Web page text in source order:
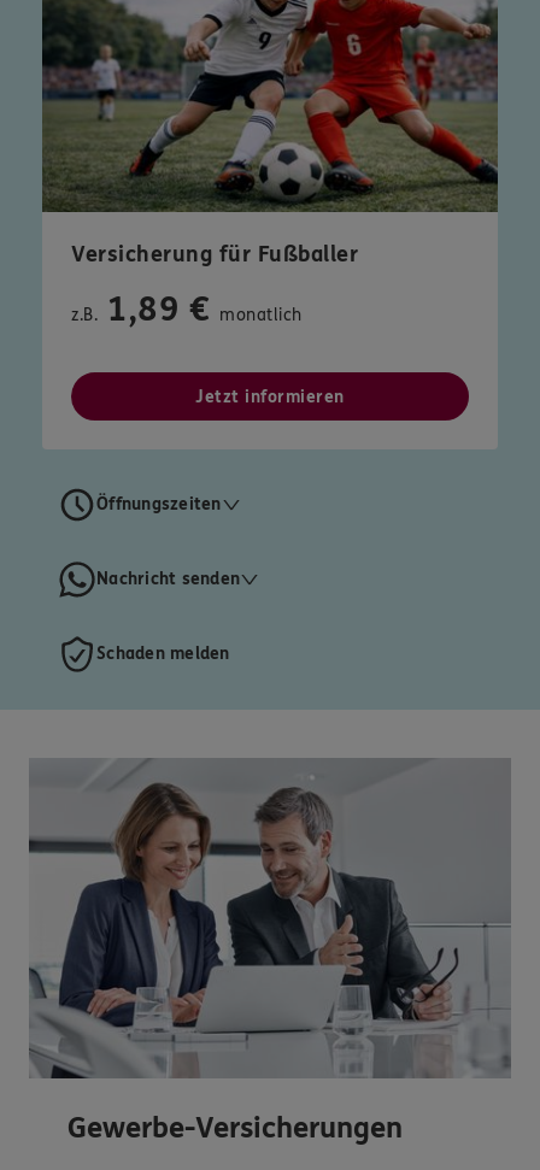
Versicherung für Fußballer
z.B. 1,89 € monatlich
Jetzt informieren
Öffnungszeiten
Nachricht senden
Schaden melden
Gewerbe-Versicherungen